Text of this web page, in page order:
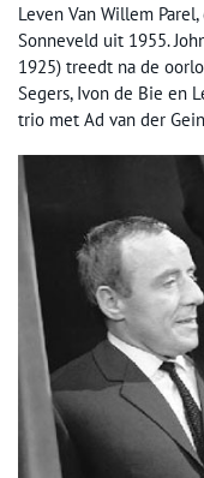
Leven Van Willem
Sonneveld uit 1955.
1925) treedt na de
Segers, Ivon de Bie en
trio met Ad van der